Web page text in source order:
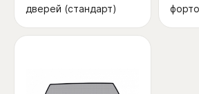
дверей (стандарт)